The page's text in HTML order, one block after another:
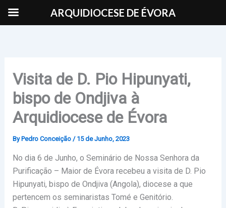
Visita de D. Pio Hipunyati,
bispo de Ondjiva à
Arquidiocese de Évora
By Pedro Conceição / 15 de Junho, 2023
No dia 6 de Junho, o Seminário de Nossa Senhora da
Purificação – Maior de Évora recebeu a visita de D. Pio
Hipunyati, bispo de Ondjiva (Angola), diocese a que
pertencem os seminaristas Tomé e Genitório.
ARQUIDIOCESE DE ÉVORA